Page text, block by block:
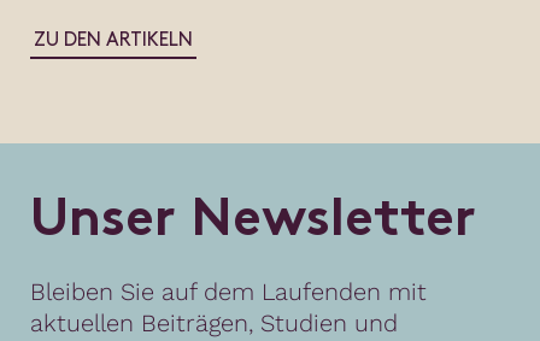
ZU DEN ARTIKELN
Unser Newsletter
Bleiben Sie auf dem Laufenden mit
aktuellen Beiträgen, Studien und